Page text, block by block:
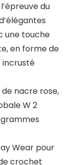
du
une touche
en forme de
incrusté
nacre rose,
W 2
grammes
Wear pour
crochet